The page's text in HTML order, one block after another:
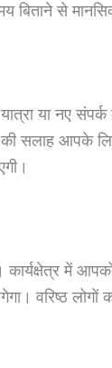
से मानसिक
या नए संपर्क
सलाह आपके
में
वरिष्ठ लोगों